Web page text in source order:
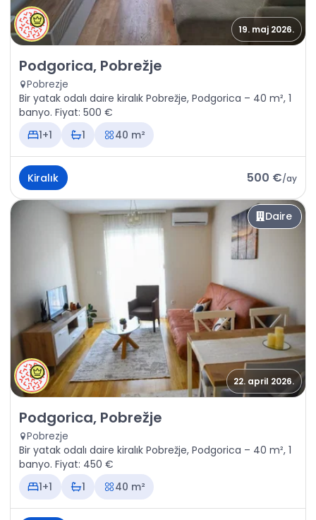
19. maj 2026.
Kiralık - Daire Podgorica, Pobrežje
Podgorica, Pobrežje
Pobrezje
Bir yatak odalı daire kiralık Pobrežje, Podgorica – 40 m², 1
banyo. Fiyat: 500 €
1+1
1 40 m²
Kiralık 500 €/ay
Daire
22. april 2026.
Kiralık - Daire Podgorica, Pobrežje
Podgorica, Pobrežje
Pobrezje
Bir yatak odalı daire kiralık Pobrežje, Podgorica – 40 m², 1
banyo. Fiyat: 450 €
1+1
1 40 m²